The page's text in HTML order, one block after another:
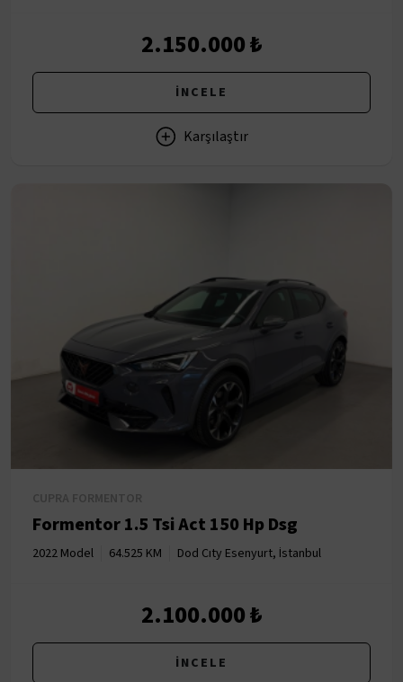
2.150.000 ₺
İNCELE
Karşılaştır
Formentor 1.5 Tsi Act 150 Hp Dsg
2022 Model 64.525 KM Dod Cıty Esenyurt, İstanbul
2.100.000 ₺
İNCELE